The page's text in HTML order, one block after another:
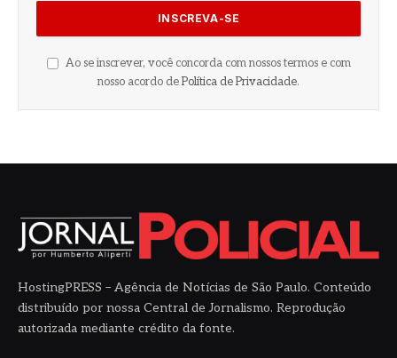
Ao se inscrever, você concorda com nossos termos e com
nosso acordo de Política de Privacidade.
HostingPRESS – Agência de Notícias de São Paulo. Conteúdo
distribuído por nossa Central de Jornalismo. Reprodução
autorizada mediante crédito da fonte.